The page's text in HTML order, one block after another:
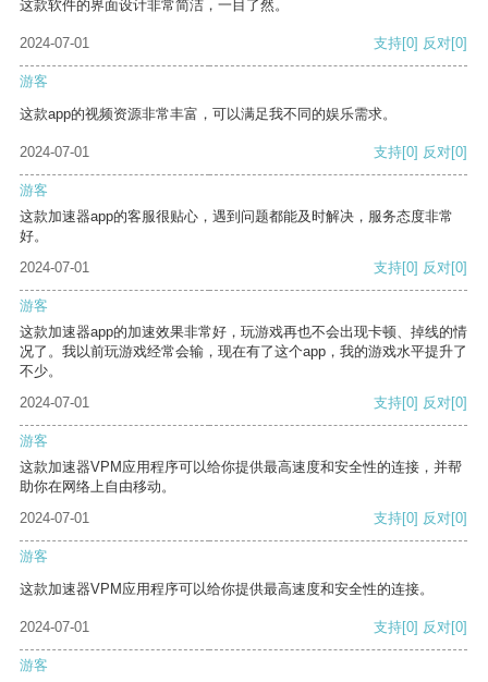
这款软件的界面设计非常简洁，一目了然。
2024-07-01 支持[0] 反对[0]
游客
这款app的视频资源非常丰富，可以满足我不同的娱乐需求。
2024-07-01 支持[0] 反对[0]
游客
这款加速器app的客服很贴心，遇到问题都能及时解决，服务态度非常
好。
2024-07-01
支持[0] 反对[0]
游客
这款加速器app的加速效果非常好，玩游戏再也不会出现卡顿、掉线的情
况了。我以前玩游戏经常会输，现在有了这个app，我的游戏水平提升了
不少。
2024-07-01
支持[0] 反对[0]
游客
这款加速器VPM应用程序可以给你提供最高速度和安全性的连接，并帮
助你在网络上自由移动。
2024-07-01
支持[0] 反对[0]
游客
这款加速器VPM应用程序可以给你提供最高速度和安全性的连接。
2024-07-01 支持[0] 反对[0]
游客